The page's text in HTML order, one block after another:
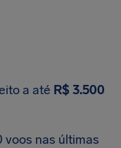
a até R$ 3.500
voos nas últimas